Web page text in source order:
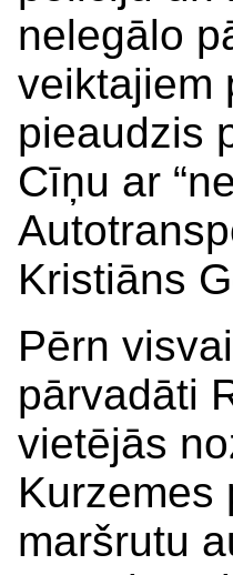
nelegālo
veiktajiem
pieaudzis
Cīņu ar
Kristiāns
Pērn
pārvadāti
vietējās
Kurzemes
maršrutu